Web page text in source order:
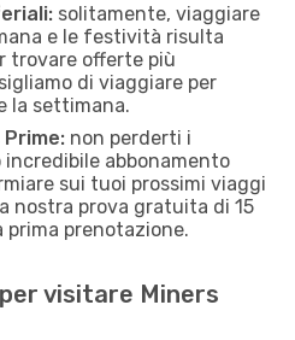
solitamente, viaggiare
e le festività risulta
trovare offerte più
di viaggiare per
la settimana.
non perderti i
abbonamento
sui tuoi prossimi viaggi
nostra prova gratuita di 15
prima prenotazione.
visitare Miners